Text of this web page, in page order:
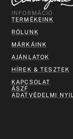
INFORMÁCIÓ
TERMÉKEINK
RÓLUNK
MÁRKÁINK
AJÁNLATOK
HÍREK & TESZTEK
KAPCSOLAT
ÁSZF
ADATVÉDELMI